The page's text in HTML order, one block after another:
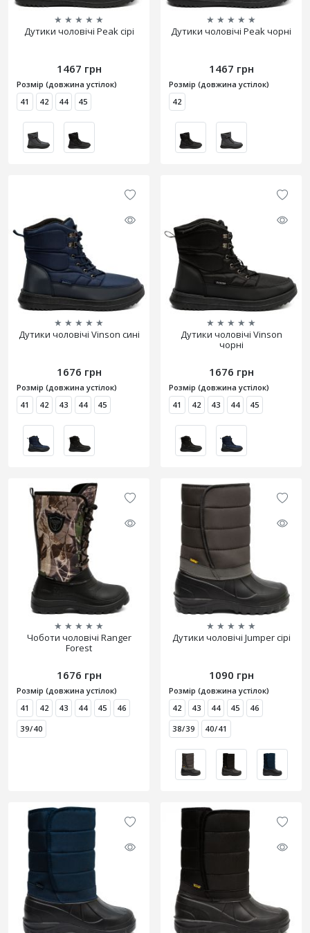
★ ★ ★ ★ ★
Дутики чоловічі Peak сірі
1467 грн
Розмір (довжина устілок)
41
42 44 45
★ ★ ★ ★ ★
Дутики чоловічі Peak чорні
1467 грн
Розмір (довжина устілок)
42
★ ★ ★ ★ ★
Дутики чоловічі Vinson сині
1676 грн
Розмір (довжина устілок)
41
42 43 44 45
★ ★ ★ ★ ★
Дутики чоловічі Vinson
чорні
1676 грн
Розмір (довжина устілок)
41
42 43 44 45
★ ★ ★ ★ ★
Чоботи чоловічі Ranger
Forest
1676 грн
Розмір (довжина устілок)
41
42 43 44 45
46
39/40
★ ★ ★ ★ ★
Дутики чоловічі Jumper сірі
1090 грн
Розмір (довжина устілок)
42
43 44 45
46
38/39
40/41